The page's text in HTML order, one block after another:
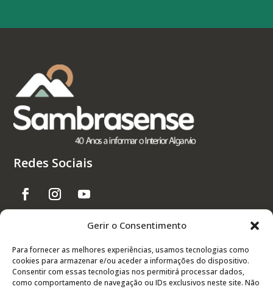
Gerir o Consentimento
Para fornecer as melhores experiências, usamos tecnologias como
cookies para armazenar e/ou aceder a informações do dispositivo.
Consentir com essas tecnologias nos permitirá processar dados,
como comportamento de navegação ou IDs exclusivos neste site. Não
Redes Sociais
Contactos
Política de Privacidade